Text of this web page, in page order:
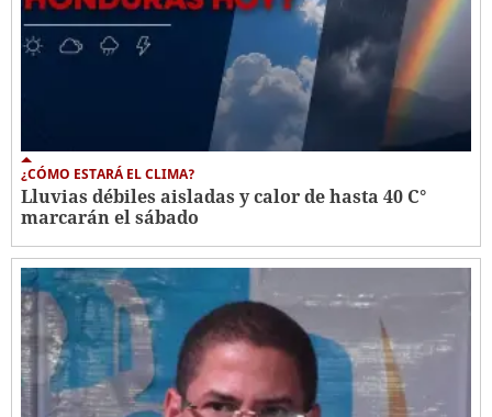
¿CÓMO ESTARÁ EL CLIMA?
Lluvias débiles aisladas y calor de hasta 40 C°
marcarán el sábado